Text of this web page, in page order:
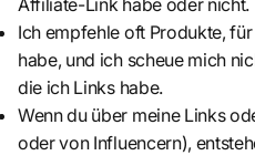
Affiliate-Link habe oder nicht.
Ich empfehle oft Produkte,
habe, und ich scheue mich
die ich Links habe.
Wenn du über meine Links
oder von Influencern),